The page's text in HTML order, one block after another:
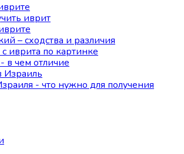
иврит
– сходства и различия
иврита по картинке
в чем отличие
Израиль
- что нужно для получения